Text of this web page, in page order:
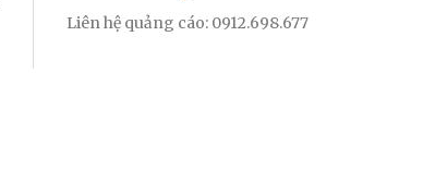
Liên hệ quảng cáo: 0912.698.677